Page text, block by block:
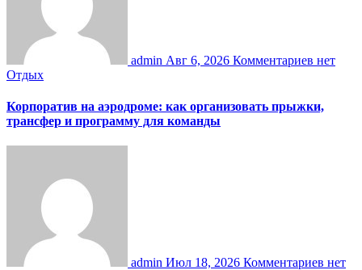
admin Авг 6, 2026 Комментариев нет
Отдых
Корпоратив на аэродроме: как организовать прыжки,
трансфер и программу для команды
admin Июл 18, 2026 Комментариев нет